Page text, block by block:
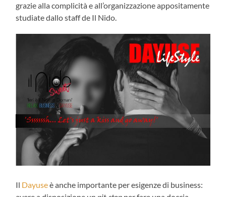
grazie alla complicità e all’organizzazione appositamente
studiate dallo staff de Il Nido.
Il Dayuseè anche importante per esigenze di business: